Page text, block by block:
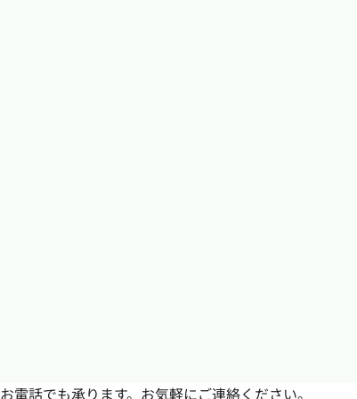
お電話でも承ります。お気軽にご連絡ください。